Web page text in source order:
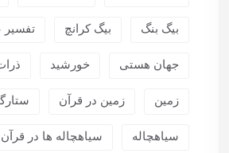
بیگ بنگ بیگ کرانچ تفسیر
جهان هستی خورشید
زمین زمین در قرآن
سیاهچاله سیاهچاله ها در قرآن